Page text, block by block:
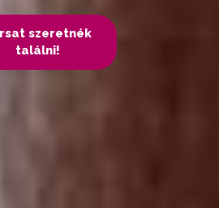
szeretnék
találni!